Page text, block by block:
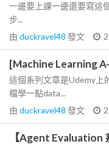
一邊要上課一邊還要寫這
步...
由 duckravel48 發文
[Machine Learning
這個系列文章是Udemy上
檔學一點data...
由 duckravel48 發文
【Agent Evaluation